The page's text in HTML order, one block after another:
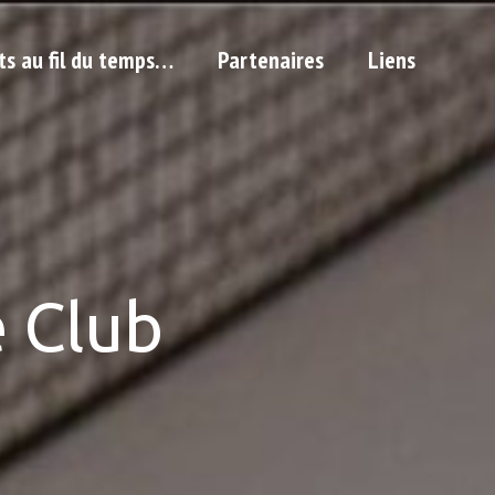
au fil du temps… Partenaires Liens
Club